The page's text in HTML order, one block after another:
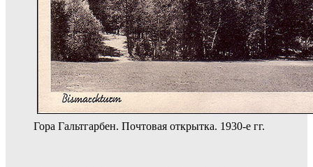
Гора Гальтгарбен. Почтовая открытка. 1930-е гг.